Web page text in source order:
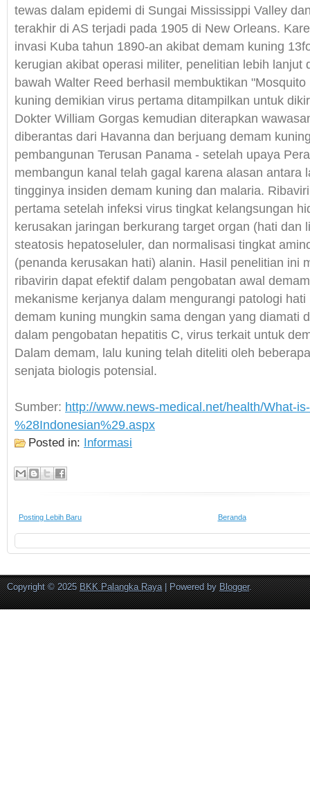
tewas dalam epidemi di Sungai Mississippi Valley
terakhir di AS terjadi pada 1905 di New Orleans.
invasi Kuba tahun 1890-an akibat demam kuning
kerugian akibat operasi militer, penelitian lebih lanjut
bawah Walter Reed berhasil membuktikan
kuning demikian virus pertama ditampilkan untuk
Dokter William Gorgas kemudian diterapkan
diberantas dari Havanna dan berjuang demam
pembangunan Terusan Panama - setelah upaya
membangun kanal telah gagal karena alasan antara
tingginya insiden demam kuning dan malaria.
pertama setelah infeksi virus tingkat kelangsungan
kerusakan jaringan berkurang target organ (hati dan
steatosis hepatoseluler, dan normalisasi tingkat
(penanda kerusakan hati) alanin. Hasil penelitian ini
ribavirin dapat efektif dalam pengobatan awal
mekanisme kerjanya dalam mengurangi patologi
demam kuning mungkin sama dengan yang diamati
dalam pengobatan hepatitis C, virus terkait untuk
Dalam demam, lalu kuning telah diteliti oleh
senjata biologis potensial.
Sumber: http://www.news-medical.net/health/What-
%28Indonesian%29.aspx
Posted in: Informasi
Posting Lebih Baru Beranda
Copyright © 2025BKK Palangka Raya| Powered byBlogger.